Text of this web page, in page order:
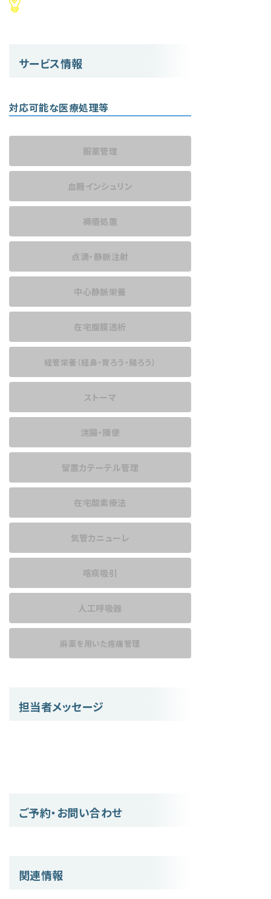
サービス情報
対応可能な医療処理等
服薬管理
血糖インシュリン
褥瘡処置
点滴・静脈注射
中心静脈栄養
在宅腹膜透析
経管栄養 （経鼻・胃ろう・腸ろう）
ストーマ
浣腸・摘便
留置カテーテル管理
在宅酸素療法
気管カニューレ
喀痰吸引
人工呼吸器
麻薬を用いた疼痛管理
担当者メッセージ
ご予約・お問い合わせ
関連情報